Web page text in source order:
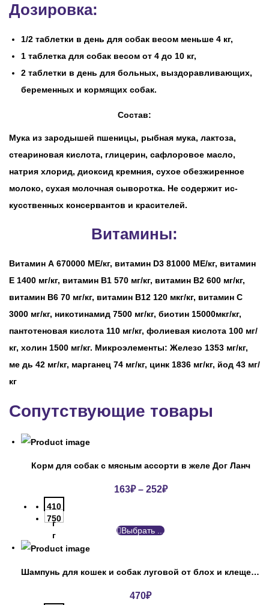
Дозировка:
1/2 таблетки в день для собак весом меньше 4 кг,
1 таблетка для собак весом от 4 до 10 кг,
2 таблетки в день для больных, выздоравливающих,
беременных и кормящих собак.
Состав:
Мука из зародышей пшеницы, рыбная мука, лактоза,
стеариновая кислота, глицерин, сафлоровое масло,
натрия хлорид, диоксид кремния, сухое обезжиренное
молоко, сухая молочная сыворотка. Не содержит ис-
кусственных консервантов и красителей.
Витамины:
Витамин А 670000 МЕ/кг, витамин D3 81000 МЕ/кг, витамин
Е 1400 мг/кг, витамин В1 570 мг/кг, витамин В2 600 мг/кг,
витамин В6 70 мг/кг, витамин В12 120 мкг/кг, витамин С
3000 мг/кг, никотинамид 7500 мг/кг, биотин 15000мкг/кг,
пантотеновая кислота 110 мг/кг, фолиевая кислота 100 мг/
кг, холин 1500 мг/кг. Микроэлементы: Железо 1353 мг/кг,
ме дь 42 мг/кг, марганец 74 мг/кг, цинк 1836 мг/кг, йод 43 мг/
кг
Сопутствующие товары
Корм для собак с мясным ассорти в желе Дог Ланч
163₽– 252₽
410
г
750
г
Выбрать ...
Шампунь для кошек и собак луговой от блох и клещей АВЗ
470₽